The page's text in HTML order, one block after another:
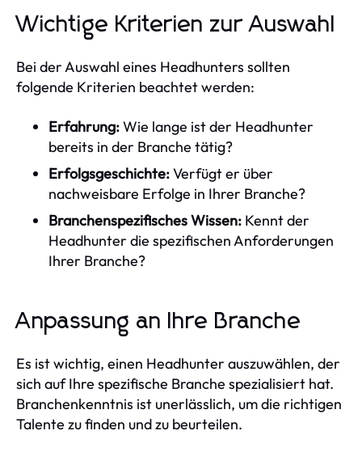
Wichtige Kriterien zur Auswahl
Bei der Auswahl eines Headhunters sollten
folgende Kriterien beachtet werden:
Erfahrung:Wie lange ist der Headhunter
bereits in der Branche tätig?
Erfolgsgeschichte:Verfügt er über
nachweisbare Erfolge in Ihrer Branche?
Branchenspezifisches Wissen: Kennt der
Headhunter die spezifischen Anforderungen
Ihrer Branche?
Anpassung an Ihre Branche
Es ist wichtig, einen Headhunter auszuwählen, der
sich auf Ihre spezifische Branche spezialisiert hat.
Branchenkenntnis ist unerlässlich, um die richtigen
Talente zu finden und zu beurteilen.